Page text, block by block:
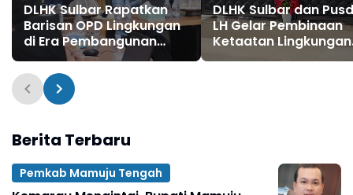
DLHK Sulbar Rapatkan
Barisan OPD Lingkungan
di Era Pembangunan
Hijau
DLHK Sulbar dan
LH Gelar Pembinaan
Ketaatan Lingkungan
untuk Ribuan Badan
Berita Terbaru
Pemkab Mamuju Tengah